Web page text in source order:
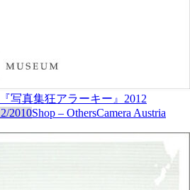
『写真集狂アラーキー』 2012
Shop – OthersCamera Austria